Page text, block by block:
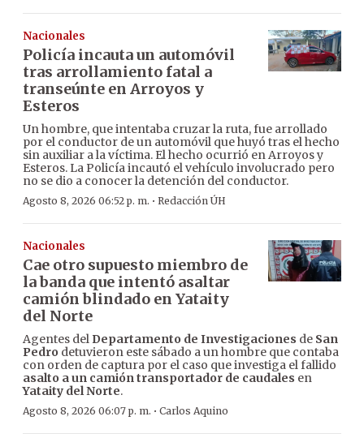
Nacionales
Policía incauta un automóvil
tras arrollamiento fatal a
transeúnte en Arroyos y
Esteros
Un hombre, que intentaba cruzar la ruta, fue arrollado
por el conductor de un automóvil que huyó tras el hecho
sin auxiliar a la víctima. El hecho ocurrió en Arroyos y
Esteros. La Policía incautó el vehículo involucrado pero
no se dio a conocer la detención del conductor.
Agosto 8, 2026 06:52 p. m. · Redacción ÚH
Nacionales
Cae otro supuesto miembro de
la banda que intentó asaltar
camión blindado en Yataity
del Norte
Agentes del Departamento de Investigaciones de San
Pedro detuvieron este sábado a un hombre que contaba
con orden de captura por el caso que investiga el fallido
asalto a un camión transportador de caudales en
Yataity del Norte.
Agosto 8, 2026 06:07 p. m. · Carlos Aquino